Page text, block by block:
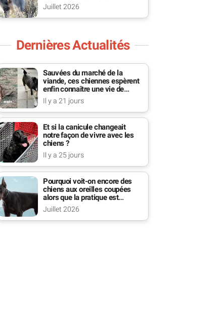
Juillet 2026
Dernières Actualités
Sauvées du marché de la
viande, ces chiennes espèrent
enfin connaître une vie de
famille
Il y a 21 jours
Et si la canicule changeait
notre façon de vivre avec les
chiens ?
Il y a 25 jours
Pourquoi voit-on encore des
chiens aux oreilles coupées
alors que la pratique est
interdite ?
Juillet 2026